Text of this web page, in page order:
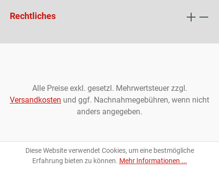
Rechtliches
Alle Preise exkl. gesetzl. Mehrwertsteuer zzgl.
Versandkosten und ggf. Nachnahmegebühren, wenn nicht
anders angegeben.
Diese Website verwendet Cookies, um eine bestmögliche
Erfahrung bieten zu können. Mehr Informationen ...